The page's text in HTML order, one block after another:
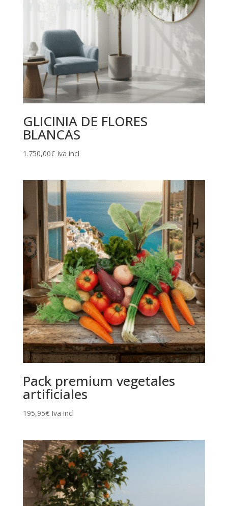
GLICINIA DE FLORES
BLANCAS
1.750,00€ Iva incl
Pack premium vegetales
artificiales
195,95€ Iva incl